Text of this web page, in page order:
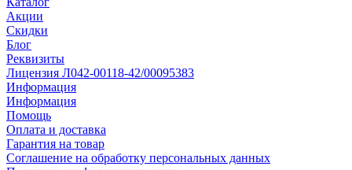
Акции
Скидки
Блог
Реквизиты
Лицензия Л042-00118-42/00095383
Информация
Информация
Помощь
Оплата и доставка
Гарантия на товар
Соглашение на обработку персональных данных